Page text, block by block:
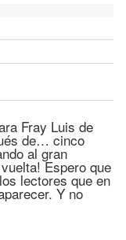
Fray Luis de
de… cinco
al gran
Espero que
lectores que en
Y no